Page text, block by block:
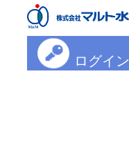
ログイン